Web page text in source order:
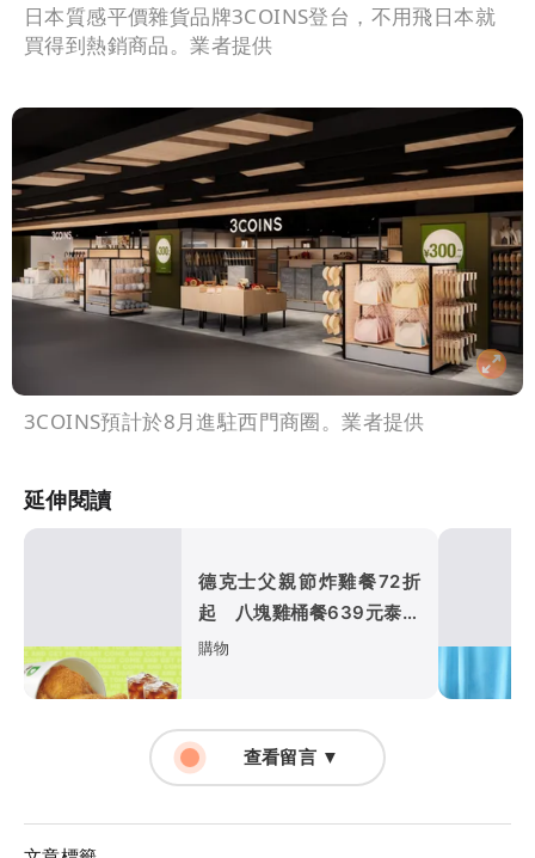
日本質感平價雜貨品牌3COINS登台，不用飛日本就
買得到熱銷商品。業者提供
3COINS預計於8月進駐西門商圈。業者提供
延伸閱讀
德克士父親節炸雞餐72折
起 八塊雞桶餐639元泰式
套餐669元
購物
查看留言 ▼